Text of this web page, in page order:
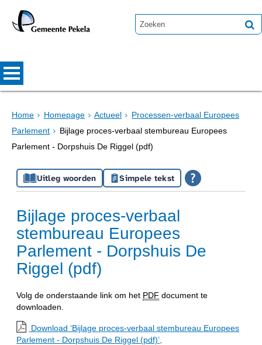
Home Homepage Actueel
Processen-verbaal Europees
Parlement
Bijlage proces-verbaal stembureau Europees
Parlement - Dorpshuis De Riggel (pdf)
Uitleg woorden Simpele tekst
Bijlage proces-verbaal
stembureau Europees
Parlement - Dorpshuis De
Riggel (pdf)
Volg de onderstaande link om het PDF document te
downloaden.
Download ‘Bijlage proces-verbaal stembureau Europees
Parlement - Dorpshuis De Riggel (pdf)’,